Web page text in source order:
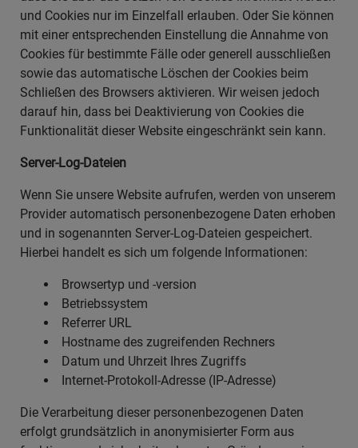
und Cookies nur im Einzelfall erlauben. Oder Sie können
mit einer entsprechenden Einstellung die Annahme von
Cookies für bestimmte Fälle oder generell ausschließen
sowie das automatische Löschen der Cookies beim
Schließen des Browsers aktivieren. Wir weisen jedoch
darauf hin, dass bei Deaktivierung von Cookies die
Funktionalität dieser Website eingeschränkt sein kann.
Server-Log-Dateien
Wenn Sie unsere Website aufrufen, werden von unserem
Provider automatisch personenbezogene Daten erhoben
und in sogenannten Server-Log-Dateien gespeichert.
Hierbei handelt es sich um folgende Informationen:
Browsertyp und -version
Betriebssystem
Referrer URL
Hostname des zugreifenden Rechners
Datum und Uhrzeit Ihres Zugriffs
Internet-Protokoll-Adresse (IP-Adresse)
Die Verarbeitung dieser personenbezogenen Daten
erfolgt grundsätzlich in anonymisierter Form aus